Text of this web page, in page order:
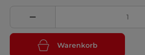
Warenkorb